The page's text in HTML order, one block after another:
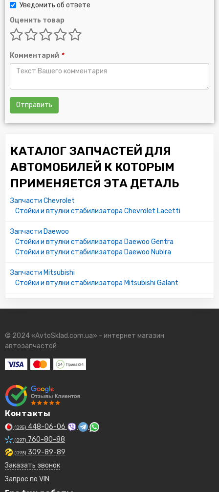
Уведомить об ответе
Оценить товар
Комментарий *
Отправить
КАТАЛОГ ЗАПЧАСТЕЙ ДЛЯ
АВТОМОБИЛЕЙ К КОТОРЫМ
ПРИМЕНЯЕТСЯ ЭТА ДЕТАЛЬ
Запчасти Chevrolet
Стойки и втулки стабилизатора Chevrolet Lacetti
Запчасти Daewoo
Стойки и втулки стабилизатора Daewoo Gentra
Стойки и втулки стабилизатора Daewoo Nubira
Запчасти Mitsubishi
Стойки и втулки стабилизатора Mitsubishi Galant
© 2024 «AvtoSklad.com.ua» - интернет магазин
автозапчастей
Контакты
(095) 448-06-06
(097) 760-80-88
(093) 309-89-89
Заказать звонок
Запрос по VIN